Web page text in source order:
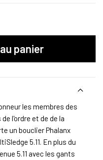
panier
les membres des
l'ordre et de de la
un bouclier Phalanx
5.11. En plus du
5.11 avec les gants